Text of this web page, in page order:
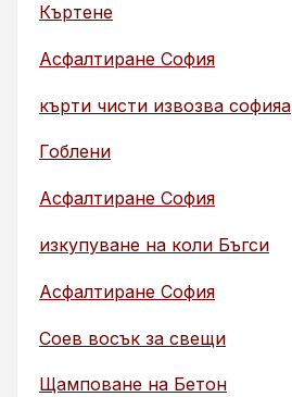
Къртене
Асфалтиране София
кърти чисти извозва софияа
Гоблени
Асфалтиране София
изкупуване на коли Бъгси
Асфалтиране София
Соев восък за свещи
Щамповане на Бетон